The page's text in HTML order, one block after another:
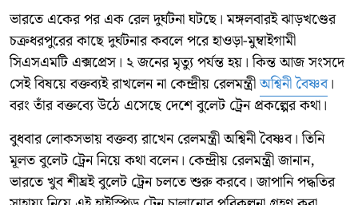
ভারতে একের পর এক রেল দুর্ঘটনা ঘটছে। মঙ্গলবারই ঝাড়খণ্ডের
চক্রধরপুরের কাছে দুর্ঘটনার কবলে পরে হাওড়া-মুম্বাইগামী
সিএসএমটি এক্সপ্রেস। ২ জনের মৃত্যু পর্যন্ত হয়। কিন্ত আজ সংসদে
সেই বিষয়ে বক্তব্যই রাখলেন না কেন্দ্রীয় রেলমন্ত্রীঅশ্বিনী বৈষ্ণব।
বরং তাঁর বক্তব্যে উঠে এসেছে দেশে বুলেট ট্রেন প্রকল্পের কথা।
বুধবার লোকসভায় বক্তব্য রাখেন রেলমন্ত্রী অশ্বিনী বৈষ্ণব। তিনি
মূলত বুলেট ট্রেন নিয়ে কথা বলেন। কেন্দ্রীয় রেলমন্ত্রী জানান,
ভারতে খুব শীঘ্রই বুলেট ট্রেন চলতে শুরু করবে। জাপানি পদ্ধতির